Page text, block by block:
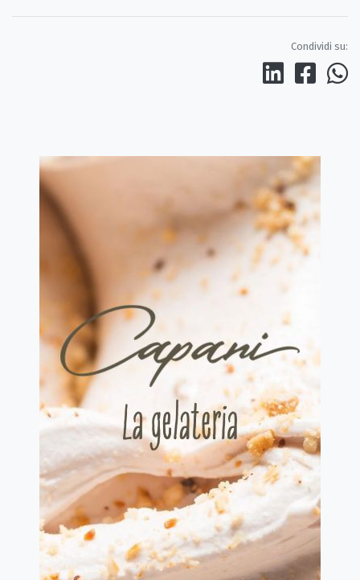
Condividi su: